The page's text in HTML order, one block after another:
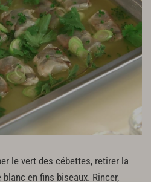
le vert des cébettes, retirer la
en fins biseaux. Rincer,